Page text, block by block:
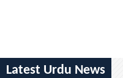
Latest Urdu News